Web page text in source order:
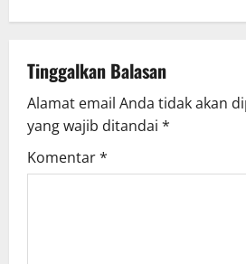
Tinggalkan Balasan
Alamat email Anda tidak akan
yang wajib ditandai *
Komentar*